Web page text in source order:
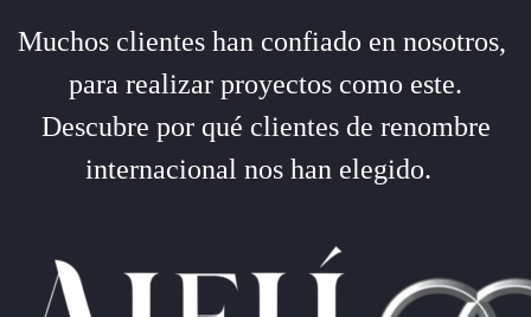
Muchos clientes han confiado en nosotros,
para realizar proyectos como este.
Descubre por qué clientes de renombre
internacional nos han elegido.